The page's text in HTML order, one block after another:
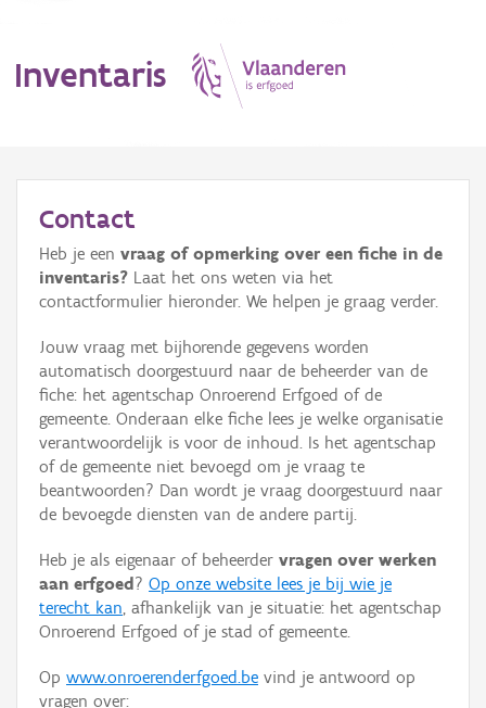
Inventaris
Erfgoedobject
Aanduidingsobject
Waarneming
Thema
Gebeurtenis
Persoon of collectief
Hergebruik
Aanmelden
Contact
Heb je een vraag of opmerking over een fiche in de
inventaris? Laat het ons weten via het
contactformulier hieronder. We helpen je graag verder.
Jouw vraag met bijhorende gegevens worden
automatisch doorgestuurd naar de beheerder van de
fiche: het agentschap Onroerend Erfgoed of de
gemeente. Onderaan elke fiche lees je welke organisatie
verantwoordelijk is voor de inhoud. Is het agentschap
of de gemeente niet bevoegd om je vraag te
beantwoorden? Dan wordt je vraag doorgestuurd naar
de bevoegde diensten van de andere partij.
Heb je als eigenaar of beheerder vragen over werken
aan erfgoed ? Op onze website lees je bij wie je
terecht kan, afhankelijk van je situatie: het agentschap
Onroerend Erfgoed of je stad of gemeente.
Op www.onroerenderfgoed.be vind je antwoord op
vragen over: